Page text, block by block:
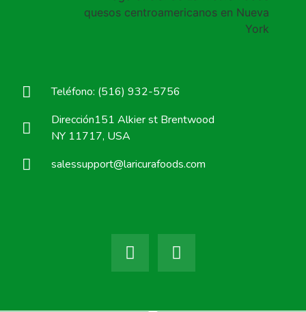
Teléfono: (516) 932-5756
Dirección151 Alkier st Brentwood
NY 11717, USA
salessupport@laricurafoods.com